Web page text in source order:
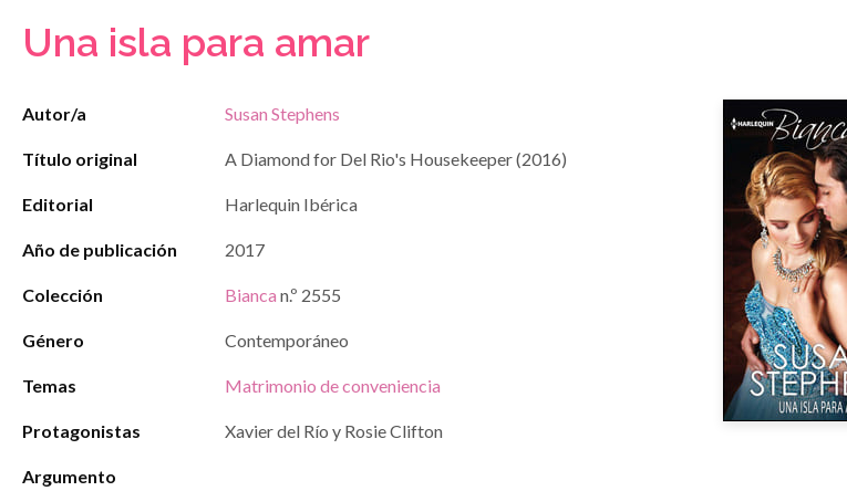
Una isla para amar
Autor/a Susan Stephens
Título original A Diamond for Del Rio's Housekeeper (2016)
Editorial Harlequin Ibérica
Año de publicación 2017
Colección Bianca n.º 2555
Género Contemporáneo
Temas Matrimonio de conveniencia
Protagonistas Xavier del Río y Rosie Clifton
Argumento